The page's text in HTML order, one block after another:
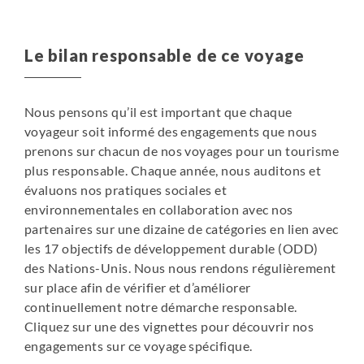
mammifères marins, Upernavik est aussi l’endroit le plus
KULLORSUAQ - « Le grand pouce »
Kullorsuaq est le village le plus au Nord de la commune
d’Upernavik. Situé à bout de portée d’hélicoptère, c’est le
village le plus difficile d’accès du Groenland. Les 400
habitants ont su conserver une manière de vivre très
traditionnelle tout en adoptant une partie de la vie
moderne. Kullorsuaq, « le grand pouce », tire son nom de
cette falaise qui surplombe le village et qui a l’apparence
d’un grand pouce. Les explorateurs qui partaient à la
recherche du passage du Nord Ouest dans l’archipel
Canadien, se servaient de ce repère pour partir plein
Ouest. Dans cette région, la glace (banquise et icebergs)
Le bilan responsable de ce voyage
Nous pensons qu’il est important que chaque
voyageur soit informé des engagements que nous
prenons sur chacun de nos voyages pour un tourisme
plus responsable. Chaque année, nous auditons et
évaluons nos pratiques sociales et
environnementales en collaboration avec nos
partenaires sur une dizaine de catégories en lien avec
les 17 objectifs de développement durable (ODD)
des Nations-Unis. Nous nous rendons régulièrement
sur place afin de vérifier et d’améliorer
continuellement notre démarche responsable.
Cliquez sur une des vignettes pour découvrir nos
engagements sur ce voyage spécifique.